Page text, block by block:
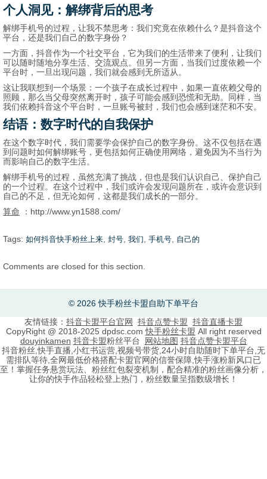
个人洞见：解绑背后的思考
解绑手机号的过程，让我不禁思考：我们究竟在依赖什么？是抖音这个
平台，还是我们自己的数字身份？
一方面，抖音作为一个社交平台，它为我们的生活带来了便利，让我们
可以随时随地分享生活、交流观点。但另一方面，当我们过度依赖一个
平台时，一旦出现问题，我们就会感到无所适从。
这让我联想到一个场景：一个孩子在成长过程中，如果一直依赖父母的
照顾，那么当父母突然离开时，孩子可能会感到恐慌和无助。同样，当
我们依赖抖音这个平台时，一旦账号被封，我们也会感到迷茫和不安。
结语：数字时代的自我保护
在这个数字时代，我们需要学会保护自己的数字身份。这不仅包括在遇
到问题时如何解绑账号，更包括如何正确使用网络，避免因为不当行为
而影响自己的数字生活。
解绑手机号的过程，虽然充满了挑战，但也是我们认识自己、保护自己
的一个过程。在这个过程中，我们或许会发现问题所在，或许会意识到
自己的不足，但无论如何，这都是我们成长的一部分。
算命 ：http://www.yn1588.com/
Tags: 如何抖音快手粉丝上来 封号 我们 手机号 自己的
Comments are closed for this section.
© 2026 快手粉丝卡盟自助下单平台
友情链接： 抖音卡盟平台官网 抖音点赞卡盟 抖音直播卡盟
CopyRight @ 2018-2025 dpdsc.com快手粉丝卡盟 All right reserved
douyinkamen 抖音卡盟粉丝平台 网站地图 抖音点赞卡盟平台
抖音粉丝,快手直播,小红书运营,视频号带货,24小时自助随时下单平台,无
需排队等待,全网最低价格搭配卡盟官网的信誉保障,快手涨粉新风口已
至！掌握任务悬赏玩法、粉丝红包裂变机制，配合精准的粉丝画像分析，
让你的快手作品轻松登上热门，粉丝数量呈指数级增长！